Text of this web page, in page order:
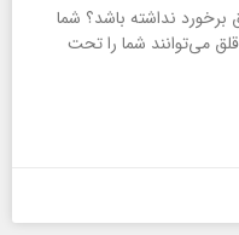
برخورد نداشته باشد؟ شما
می‌توانند شما را تحت